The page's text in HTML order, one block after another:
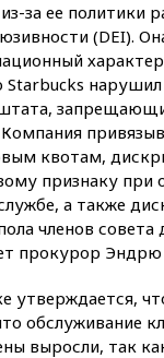
за ее политики
(DEI).
квотам,
признаку при
а также
членов совета
прокурор Эндрю
утверждается,
обслуживание
выросли, так